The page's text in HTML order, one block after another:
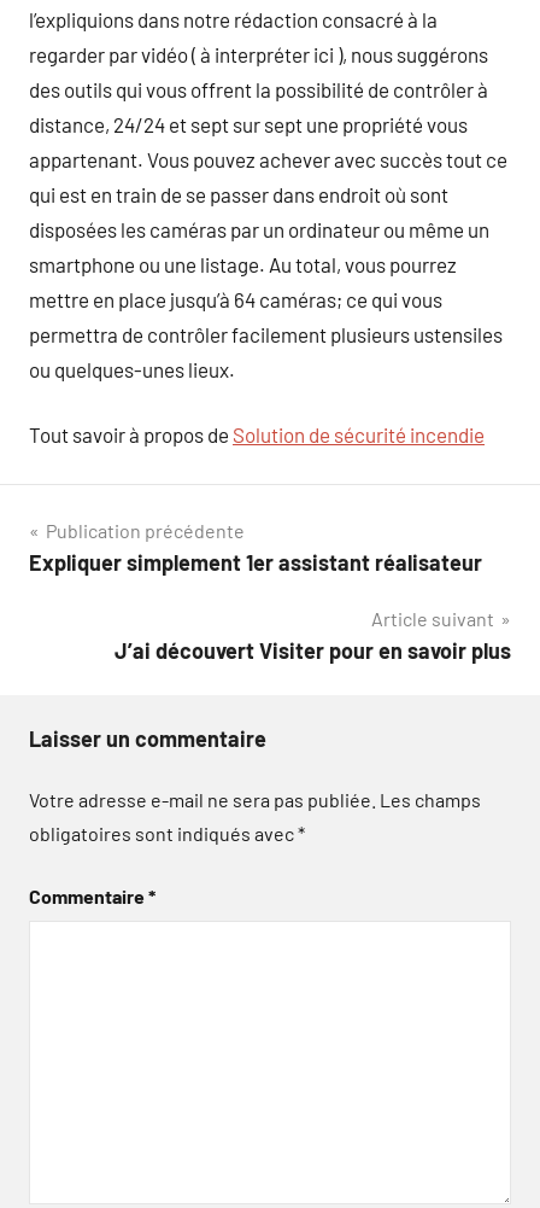
l’expliquions dans notre rédaction consacré à la
regarder par vidéo ( à interpréter ici ), nous suggérons
des outils qui vous offrent la possibilité de contrôler à
distance, 24/24 et sept sur sept une propriété vous
appartenant. Vous pouvez achever avec succès tout ce
qui est en train de se passer dans endroit où sont
disposées les caméras par un ordinateur ou même un
smartphone ou une listage. Au total, vous pourrez
mettre en place jusqu’à 64 caméras; ce qui vous
permettra de contrôler facilement plusieurs ustensiles
ou quelques-unes lieux.
Tout savoir à propos de Solution de sécurité incendie
Navigation
de
Publication précédente
Expliquer simplement 1er assistant réalisateur
Article suivant
J’ai découvert Visiter pour en savoir plus
Laisser un commentaire
Votre adresse e-mail ne sera pas publiée. Les champs
obligatoires sont indiqués avec*
Commentaire*